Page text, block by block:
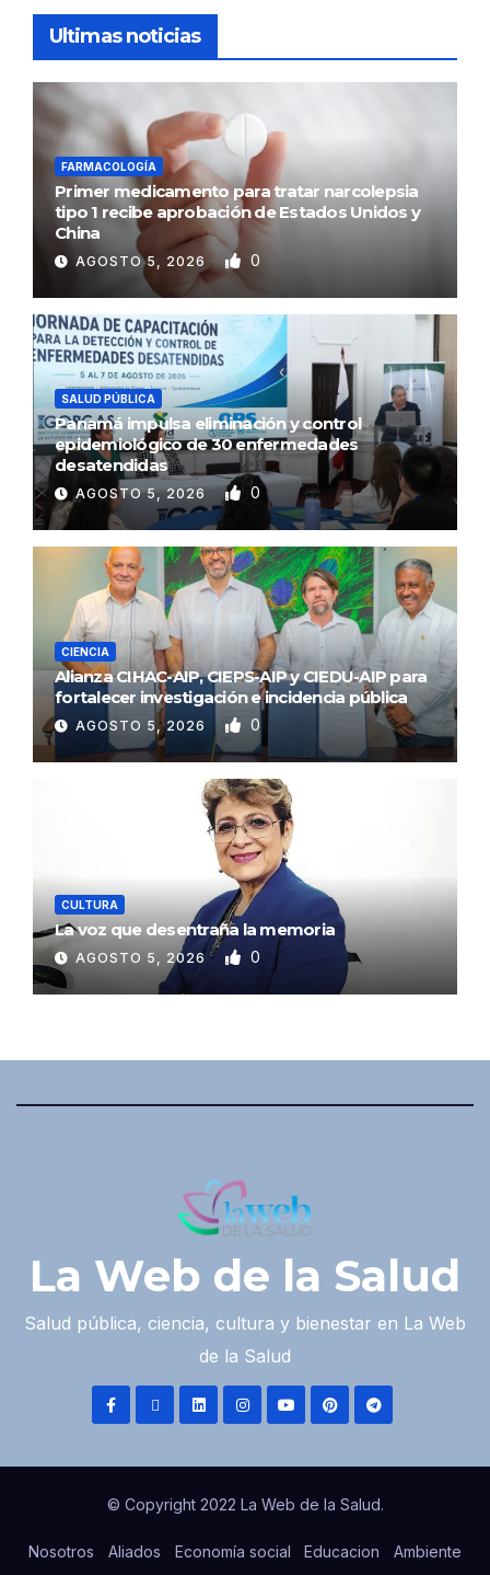
Ultimas noticias
FARMACOLOGÍA
Primer medicamento para tratar narcolepsia
tipo 1 recibe aprobación de Estados Unidos y
China
AGOSTO 5, 2026 0
SALUD PÚBLICA
Panamá impulsa eliminación y control
epidemiológico de 30 enfermedades
desatendidas
AGOSTO 5, 2026 0
CIENCIA
Alianza CIHAC-AIP, CIEPS-AIP y CIEDU-AIP para
fortalecer investigación e incidencia pública
AGOSTO 5, 2026 0
CULTURA
La voz que desentraña la memoria
AGOSTO 5, 2026 0
La Web de la Salud
Salud pública, ciencia, cultura y bienestar en La Web
de la Salud
© Copyright 2022 La Web de la Salud.
Nosotros Aliados Economía social Educacion Ambiente